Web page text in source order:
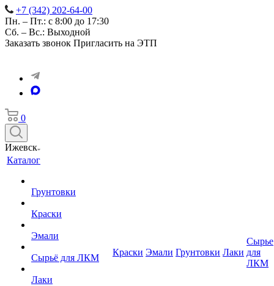
+7 (342) 202-64-00
Пн. – Пт.: с 8:00 до 17:30
Сб. – Вс.: Выходной
Заказать звонок Пригласить на ЭТП
0
Ижевск
Каталог
Грунтовки
Краски
Эмали
Сырьё для ЛКМ
Лаки
Краски Эмали Грунтовки Лаки
Сырье
для
ЛКМ